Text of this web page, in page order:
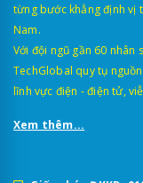
từng bước khẳng định vị
Nam.
Với đội ngũ gần 60 nhân
TechGlobal quy tụ
lĩnh vực điện - điện tử,
Xem thêm...